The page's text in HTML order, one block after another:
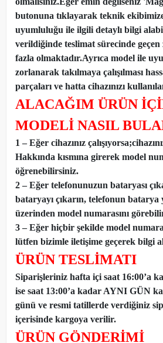
butonuna tıklayarak teknik
uyumluluğu ile ilgili detaylı bilgi
verildiğinde teslimat sürecinde geçen
fazla olmaktadır.Ayrıca model ile
zorlanarak takılmaya çalışılması
parçaları ve hatta cihazınızı
ALACAĞIM ÜRÜN
MODELİ NASIL
1 – Eğer cihazınız
Hakkında kısmına girerek model
öğrenebilirsiniz.
2 – Eğer telefonunuzun bataryası
bataryayı çıkarın, telefonun batarya
üzerinden model numarasını
3 – Eğer hiçbir şekilde model
lütfen bizimle iletişime geçerek bilgi
ÜRÜN TESLİMATI
Siparişleriniz hafta içi saat 16:00’a
ise saat 13:00’a kadar AYNI GÜN
günü ve resmi tatillerde verdiğiniz
içerisinde kargoya verilir.
ÜRÜN GÖNDERİMİ